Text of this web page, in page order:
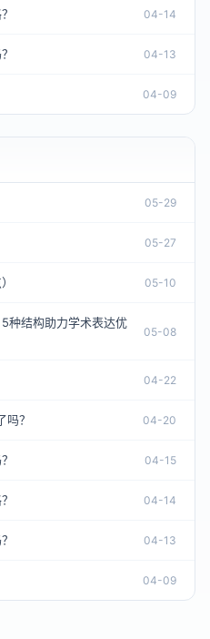
04-14
04-13
04-09
05-29
05-27
05-10
种结构助力学术表达优
05-08
04-22
？ 04-20
04-15
04-14
04-13
04-09